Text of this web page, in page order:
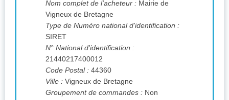
Nom complet de l'acheteur : Mairie de
Vigneux de Bretagne
Type de Numéro national d'identification :
SIRET
N° National d'identification :
21440217400012
Code Postal : 44360
Ville : Vigneux de Bretagne
Groupement de commandes : Non